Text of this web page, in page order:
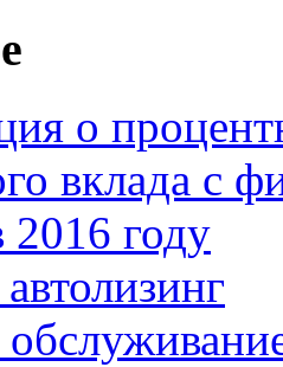
о
вклада с
2016 году